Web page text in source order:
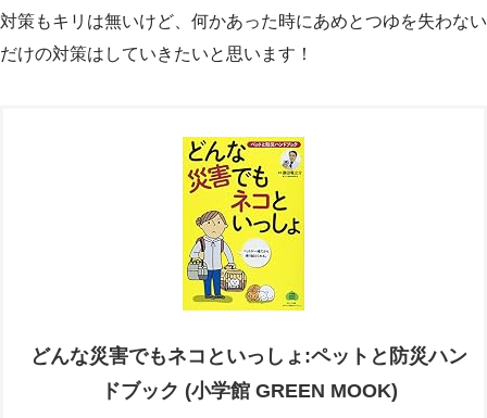
対策もキリは無いけど、何かあった時にあめとつゆを失わない
だけの対策はしていきたいと思います！
どんな災害でもネコといっしょ:ペットと防災ハン
ドブック (小学館 GREEN MOOK)